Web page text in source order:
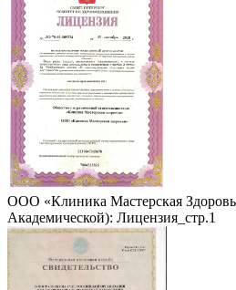
ООО «Клиника Мастерская
Академической): Лицензия_стр.1